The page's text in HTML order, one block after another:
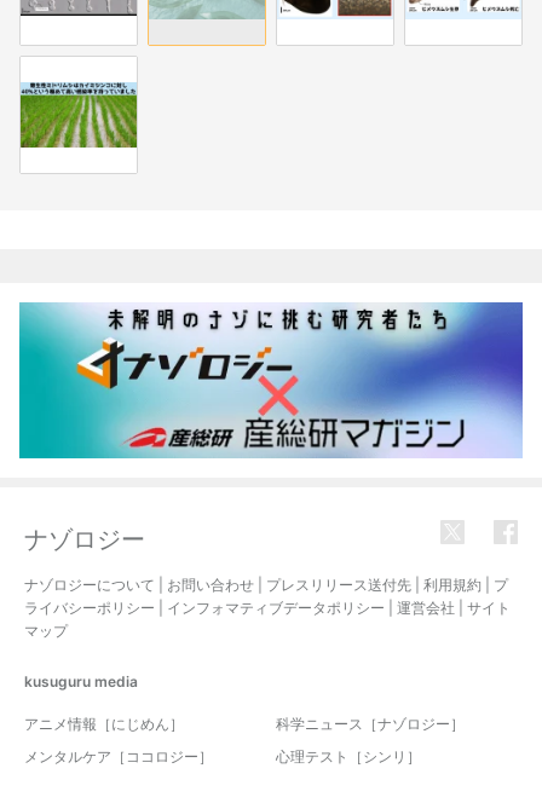
ナゾロジー
ナゾロジーについて お問い合わせ プレスリリース送付先 利用規約
プ
ライバシーポリシー
インフォマティブデータポリシー 運営会社
サイト
マップ
kusuguru media
アニメ情報［にじめん］
科学ニュース［ナゾロジー］
メンタルケア［ココロジー］
心理テスト［シンリ］